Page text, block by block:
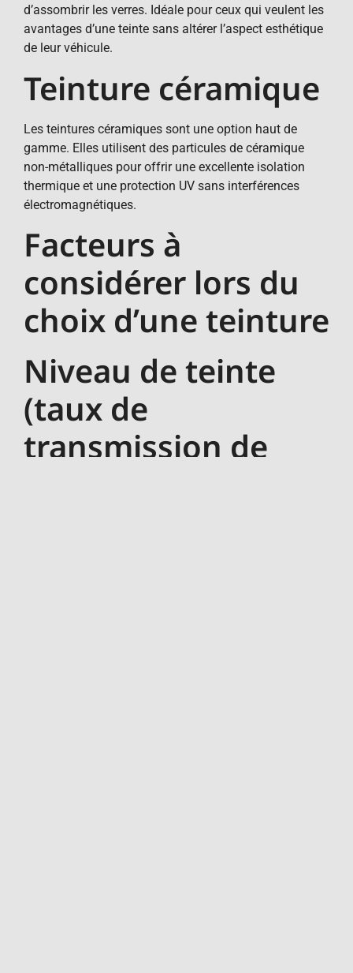
d’assombrir les verres. Idéale pour ceux qui veulent les
avantages d’une teinte sans altérer l’aspect esthétique
de leur véhicule.
Teinture céramique
Les teintures céramiques sont une option haut de
gamme. Elles utilisent des particules de céramique
non-métalliques pour offrir une excellente isolation
thermique et une protection UV sans interférences
électromagnétiques.
Facteurs à
considérer lors du
choix d’une teinture
Niveau de teinte
(taux de
transmission de